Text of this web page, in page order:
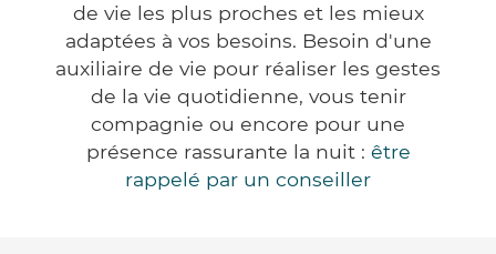
de vie les plus proches et les mieux
adaptées à vos besoins. Besoin d'une
auxiliaire de vie pour réaliser les gestes
de la vie quotidienne, vous tenir
compagnie ou encore pour une
présence rassurante la nuit : être
rappelé par un conseiller